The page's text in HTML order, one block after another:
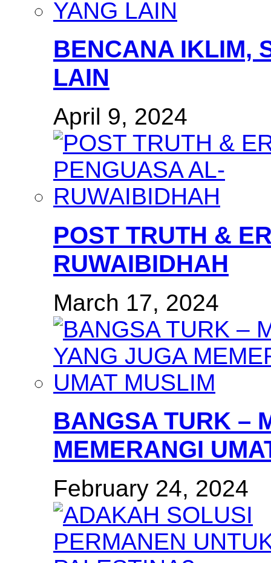
BENCANA IKLIM,
LAIN
April 9, 2024
POST TRUTH &
RUWAIBIDHAH
March 17, 2024
BANGSA TURK –
MEMERANGI
February 24, 2024